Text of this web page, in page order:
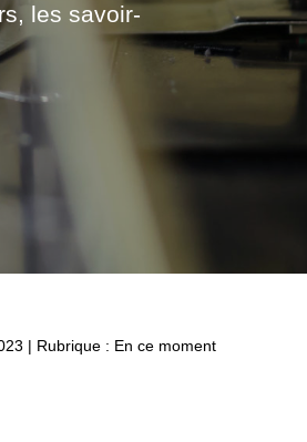
les savoir-
| Rubrique : En ce moment